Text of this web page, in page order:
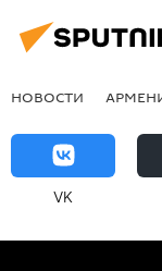
НОВОСТИ
VK